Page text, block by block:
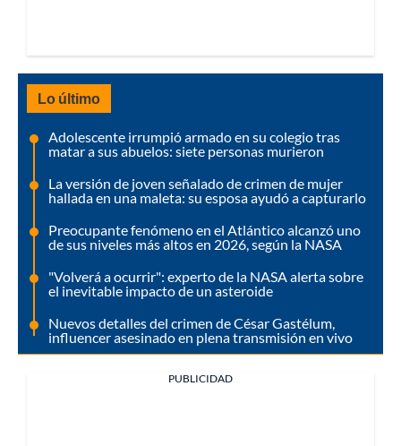
Lo último
Adolescente irrumpió armado en su colegio tras
matar a sus abuelos: siete personas murieron
La versión de joven señalado de crimen de mujer
hallada en una maleta: su esposa ayudó a capturarlo
Preocupante fenómeno en el Atlántico alcanzó uno
de sus niveles más altos en 2026, según la NASA
"Volverá a ocurrir": experto de la NASA alerta sobre
el inevitable impacto de un asteroide
Nuevos detalles del crimen de César Gastélum,
influencer asesinado en plena transmisión en vivo
PUBLICIDAD